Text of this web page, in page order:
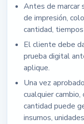
Antes de marcar
de impresión,
cantidad,
El cliente debe
prueba digital
aplique.
Una vez
cualquier cambio,
cantidad puede
insumos,